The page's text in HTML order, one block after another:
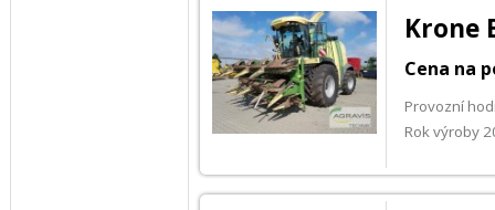
Krone
Cena na
Provozní
Rok výroby